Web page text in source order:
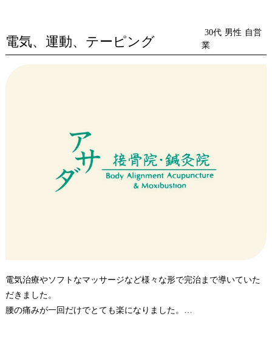
電気、運動、テーピング
30代 男性 自営
業
電気治療やソフトなマッサージなど様々な形で完治まで導いていた
だきました。
腰の痛みが一回だけでとても楽になりました。